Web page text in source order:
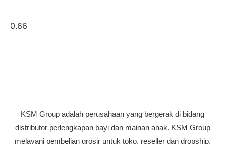
KSM Group adalah perusahaan yang bergerak di bidang
distributor perlengkapan bayi dan mainan anak. KSM Group
melayani pembelian grosir untuk toko, reseller dan dropship.